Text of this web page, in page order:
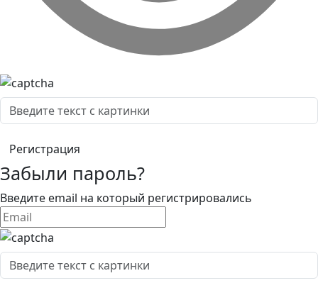
Забыли пароль?
Введите email на который регистрировались